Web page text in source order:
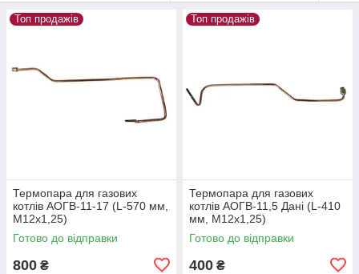
Топ продажів
Термопара для газових
котлів АОГВ-11-17 (L-570 мм,
М12х1,25)
Готово до відправки
800 ₴
Топ продажів
Термопара для газових
котлів АОГВ-11,5 Дані (L-410
мм, М12х1,25)
Готово до відправки
400 ₴